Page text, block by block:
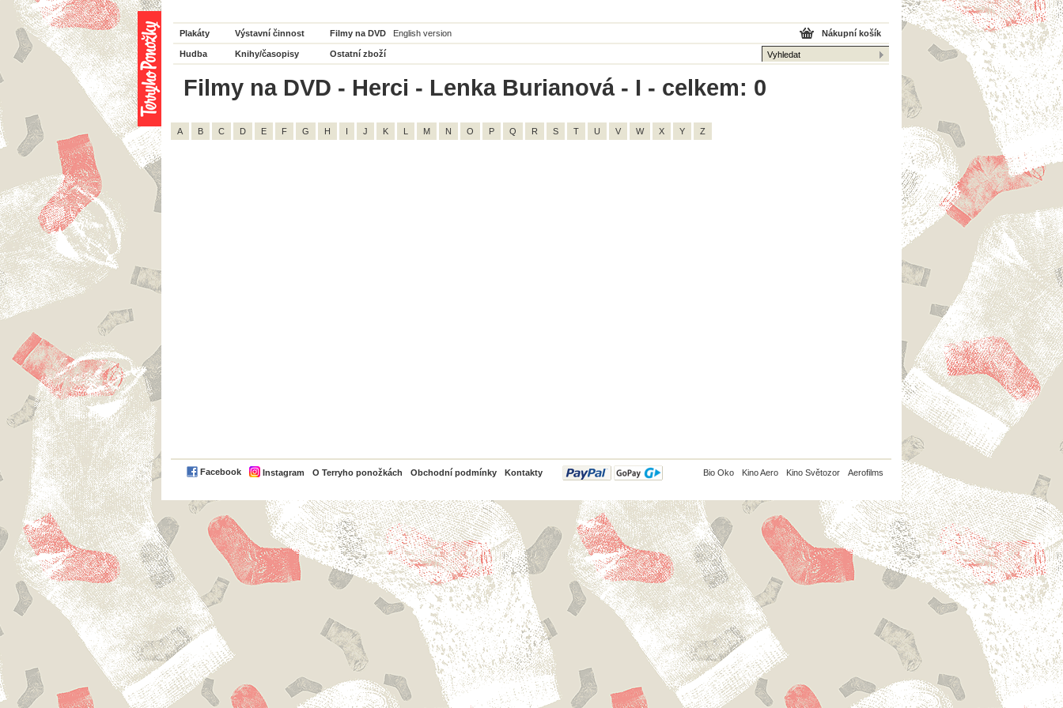
Plakáty Výstavní činnost Filmy na DVD English version
Hudba Knihy/časopisy Ostatní zboží
Nákupní košík
Filmy na DVD - Herci - Lenka Burianová - I - celkem: 0
A B C D E F G H I J K L M N O P Q R S T U V W X Y Z
Facebook Instagram O Terryho ponožkách Obchodní podmínky Kontakty
PayPal Bio Oko Kino Aero Kino Světozor Aerofilms